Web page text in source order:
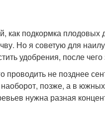
подкормка плодовых
Но я советую для
удобрения, после
проводить не позднее
позже, а в
нужна разная